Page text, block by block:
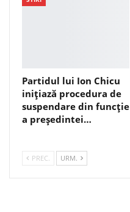
Partidul lui Ion Chicu
inițiază procedura de
suspendare din funcție
a președintei…
PREC. URM.